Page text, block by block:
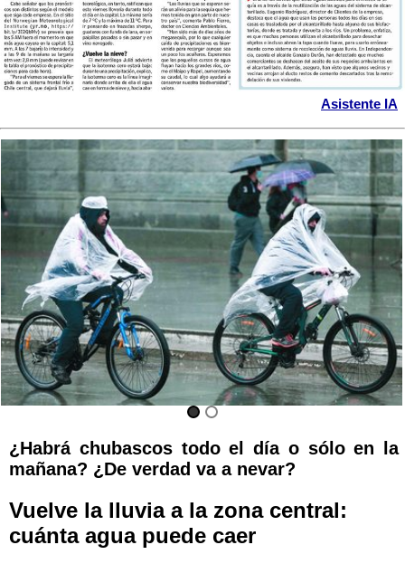
Asistente IA
¿Habrá chubascos todo el día o sólo en la
mañana? ¿De verdad va a nevar?
Vuelve la lluvia a la zona central:
cuánta agua puede caer